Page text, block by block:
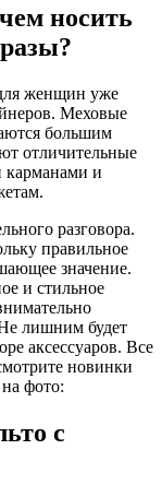
носить
женщин уже
Меховые
большим
отличительные
карманами и
разговора.
правильное
значение.
и стильное
лишним будет
аксессуаров. Все
новинки
фото:
с